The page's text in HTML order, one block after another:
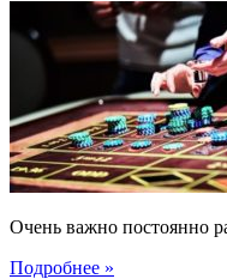
Очень важно постоянно
Подробнее »